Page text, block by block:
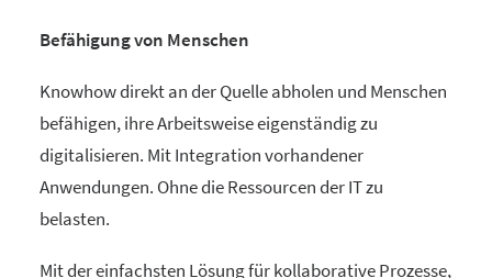
Befähigung von Menschen
Knowhow direkt an der Quelle abholen und Menschen
befähigen, ihre Arbeitsweise eigenständig zu
digitalisieren. Mit Integration vorhandener
Anwendungen. Ohne die Ressourcen der IT zu
belasten.
Mit der einfachsten Lösung für kollaborative Prozesse,